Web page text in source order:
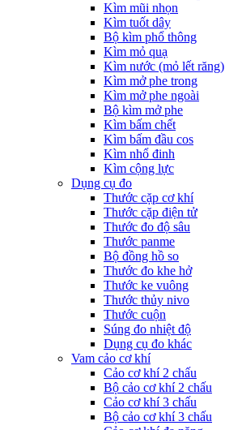
Kìm mũi nhọn
Kìm tuốt dây
Bộ kìm phổ thông
Kìm mỏ quạ
Kìm nước (mỏ lết răng)
Kìm mở phe trong
Kìm mở phe ngoài
Bộ kìm mở phe
Kìm bấm chết
Kìm bấm đầu cos
Kìm nhổ đinh
Kìm cộng lực
Dụng cụ đo
Thước cặp cơ khí
Thước cặp điện tử
Thước đo độ sâu
Thước panme
Bộ đồng hồ so
Thước đo khe hở
Thước ke vuông
Thước thủy nivo
Thước cuộn
Súng đo nhiệt độ
Dụng cụ đo khác
Vam cảo cơ khí
Cảo cơ khí 2 chấu
Bộ cảo cơ khí 2 chấu
Cảo cơ khí 3 chấu
Bộ cảo cơ khí 3 chấu